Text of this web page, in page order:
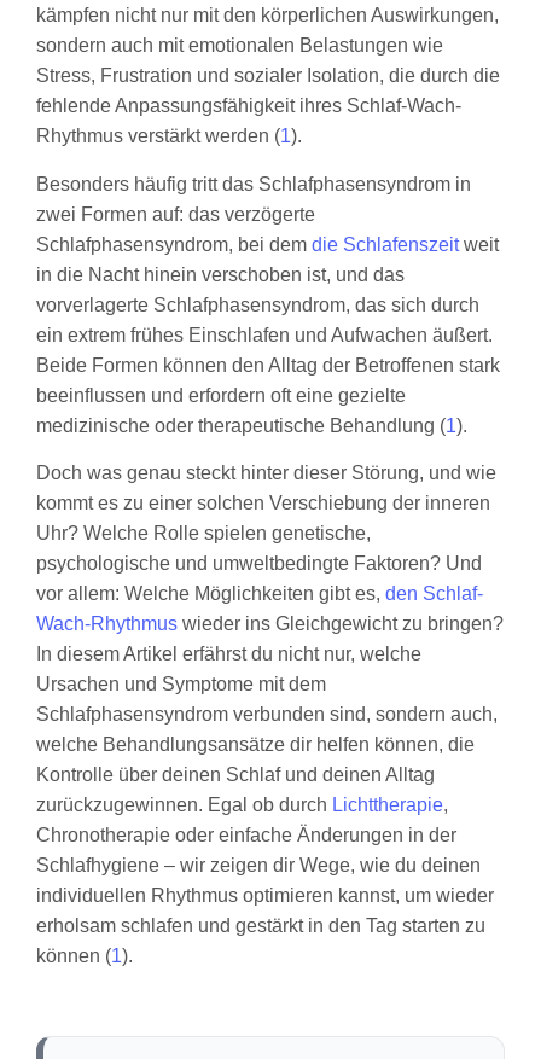
kämpfen nicht nur mit den körperlichen Auswirkungen,
sondern auch mit emotionalen Belastungen wie
Stress, Frustration und sozialer Isolation, die durch die
fehlende Anpassungsfähigkeit ihres Schlaf-Wach-
Rhythmus verstärkt werden (1).
Besonders häufig tritt das Schlafphasensyndrom in
zwei Formen auf: das verzögerte
Schlafphasensyndrom, bei dem die Schlafenszeitweit
in die Nacht hinein verschoben ist, und das
vorverlagerte Schlafphasensyndrom, das sich durch
ein extrem frühes Einschlafen und Aufwachen äußert.
Beide Formen können den Alltag der Betroffenen stark
beeinflussen und erfordern oft eine gezielte
medizinische oder therapeutische Behandlung (1).
Doch was genau steckt hinter dieser Störung, und wie
kommt es zu einer solchen Verschiebung der inneren
Uhr? Welche Rolle spielen genetische,
psychologische und umweltbedingte Faktoren? Und
vor allem: Welche Möglichkeiten gibt es, den Schlaf-
Wach-Rhythmus wieder ins Gleichgewicht zu bringen?
In diesem Artikel erfährst du nicht nur, welche
Ursachen und Symptome mit dem
Schlafphasensyndrom verbunden sind, sondern auch,
welche Behandlungsansätze dir helfen können, die
Kontrolle über deinen Schlaf und deinen Alltag
zurückzugewinnen. Egal ob durch Lichttherapie,
Chronotherapie oder einfache Änderungen in der
Schlafhygiene – wir zeigen dir Wege, wie du deinen
individuellen Rhythmus optimieren kannst, um wieder
erholsam schlafen und gestärkt in den Tag starten zu
können (1).